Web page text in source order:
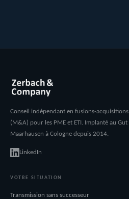
Conseil indépendant en fusions-acquisitions
(M&A) pour les PME et ETI. Implanté au Gut
Maarhausen à Cologne depuis 2014.
LinkedIn
VOTRE SITUATION
Transmission sans successeur